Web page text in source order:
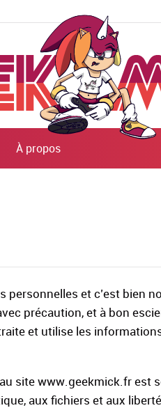
À propos
et c’est bien
précaution, et à bon
et utilise les
site www.geekmick.fr est
aux fichiers et aux